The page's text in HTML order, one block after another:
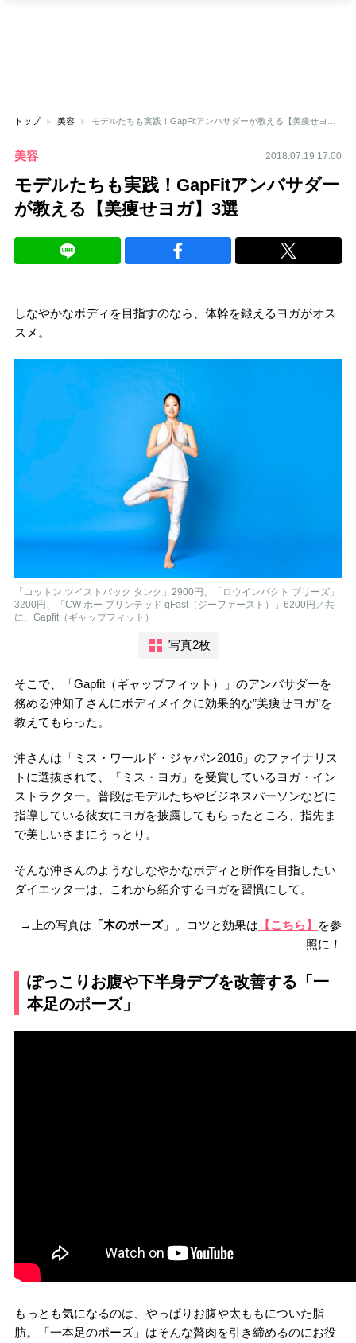
トップ 美容
美容 2018.07.19 17:00
モデルたちも実践！GapFitアンバサダー
が教える【美痩せヨガ】3選
しなやかなボディを目指すのなら、体幹を鍛えるヨガがオス
スメ。
「コットン ツイストバック タンク」2900円、「ロウインパクト ブリーズ」
3200円、「CW ボー プリンテッド gFast（ジーファースト）」6200円／共
に、Gapfit（ギャップフィット）
写真2枚
そこで、「Gapfit（ギャップフィット）」のアンバサダーを
務める沖知子さんにボディメイクに効果的な”美痩せヨガ”を
教えてもらった。
沖さんは「ミス・ワールド・ジャパン2016」のファイナリス
トに選抜されて、「ミス・ヨガ」を受賞しているヨガ・イン
ストラクター。普段はモデルたちやビジネスパーソンなどに
指導している彼女にヨガを披露してもらったところ、指先ま
で美しいさまにうっとり。
そんな沖さんのようなしなやかなボディと所作を目指したい
ダイエッターは、これから紹介するヨガを習慣にして。
→上の写真は 「木のポーズ」。コツと効果は 【こちら】
を参
照に！
ぽっこりお腹や下半身デブを改善する「一
本足のポーズ」
もっとも気になるのは、やっぱりお腹や太ももについた脂
肪。「一本足のポーズ」はそんな贅肉を引き締めるのにお役